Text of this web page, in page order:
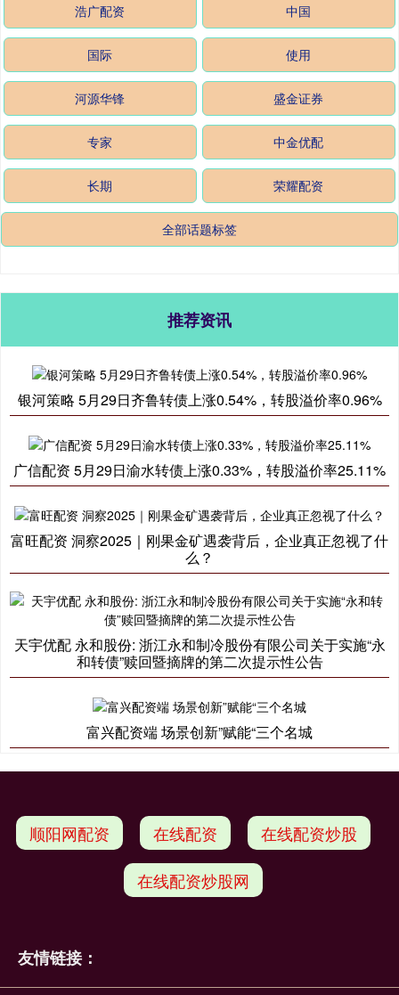
浩广配资 中国
国际 使用
河源华锋 盛金证券
专家 中金优配
长期 荣耀配资
全部话题标签
推荐资讯
银河策略 5月29日齐鲁转债上涨0.54%，转股溢价率0.96%
广信配资 5月29日渝水转债上涨0.33%，转股溢价率25.11%
富旺配资 洞察2025｜刚果金矿遇袭背后，企业真正忽视了什
么？
天宇优配 永和股份: 浙江永和制冷股份有限公司关于实施“永
和转债”赎回暨摘牌的第二次提示性公告
富兴配资端 场景创新”赋能“三个名城
顺阳网配资 在线配资 在线配资炒股
在线配资炒股网
友情链接：